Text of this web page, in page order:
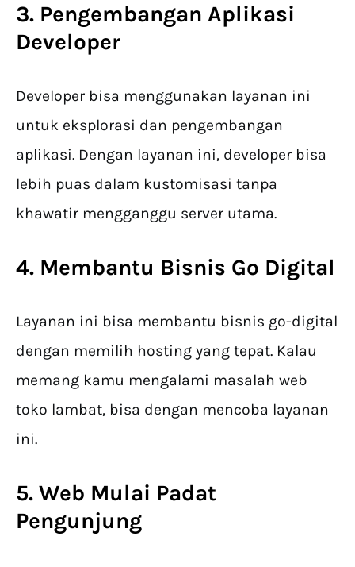
3. Pengembangan Aplikasi
Developer
Developer bisa menggunakan layanan ini
untuk eksplorasi dan pengembangan
aplikasi. Dengan layanan ini, developer bisa
lebih puas dalam kustomisasi tanpa
khawatir mengganggu server utama.
4. Membantu Bisnis Go Digital
Layanan ini bisa membantu bisnis go-digital
dengan memilih hosting yang tepat. Kalau
memang kamu mengalami masalah web
toko lambat, bisa dengan mencoba layanan
ini.
5. Web Mulai Padat
Pengunjung